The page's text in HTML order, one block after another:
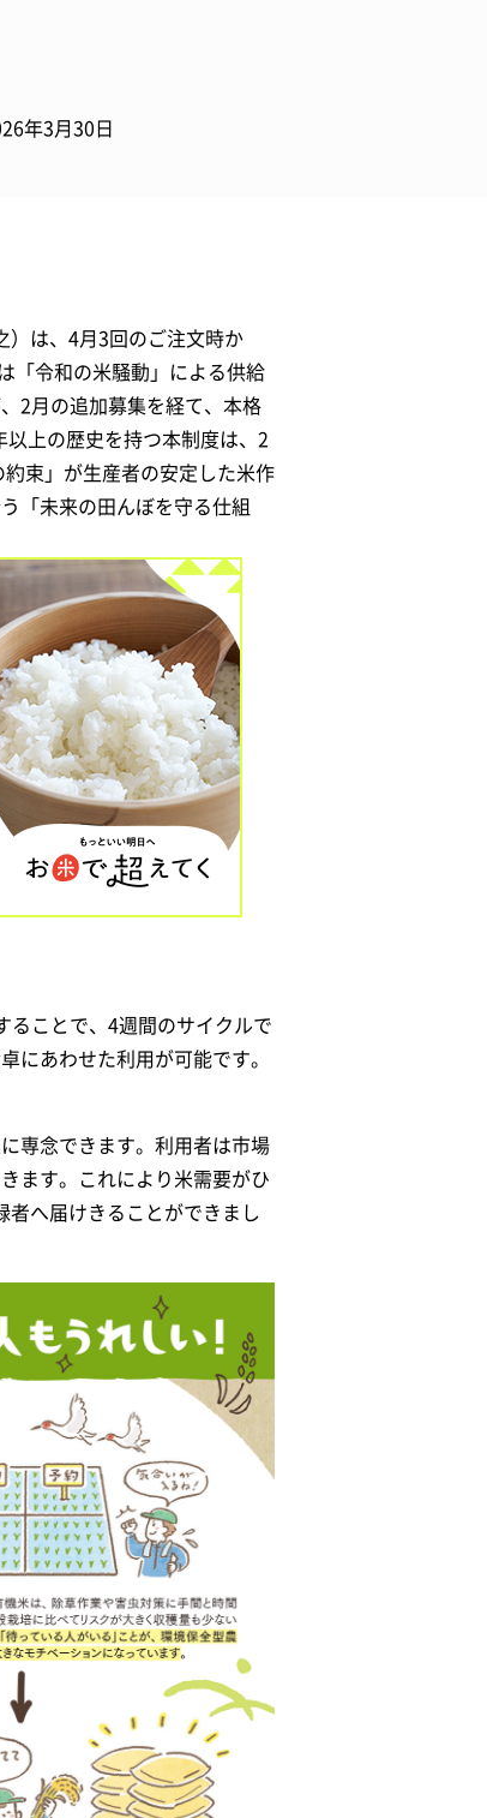
年3月30日
）は、4月3回のご注文時か
「令和の米騒動」による供給
2月の追加募集を経て、本格
上の歴史を持つ本制度は、2
束」が生産者の安定した米作
「未来の田んぼを守る仕組
ることで、4週間のサイクルで
にあわせた利用が可能です。
専念できます。利用者は市場
ます。これにより米需要がひ
者へ届けきることができまし